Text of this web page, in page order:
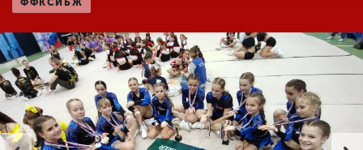
Другие виды
деятельности
Студенческая жизнь
ФФКСИБЖ